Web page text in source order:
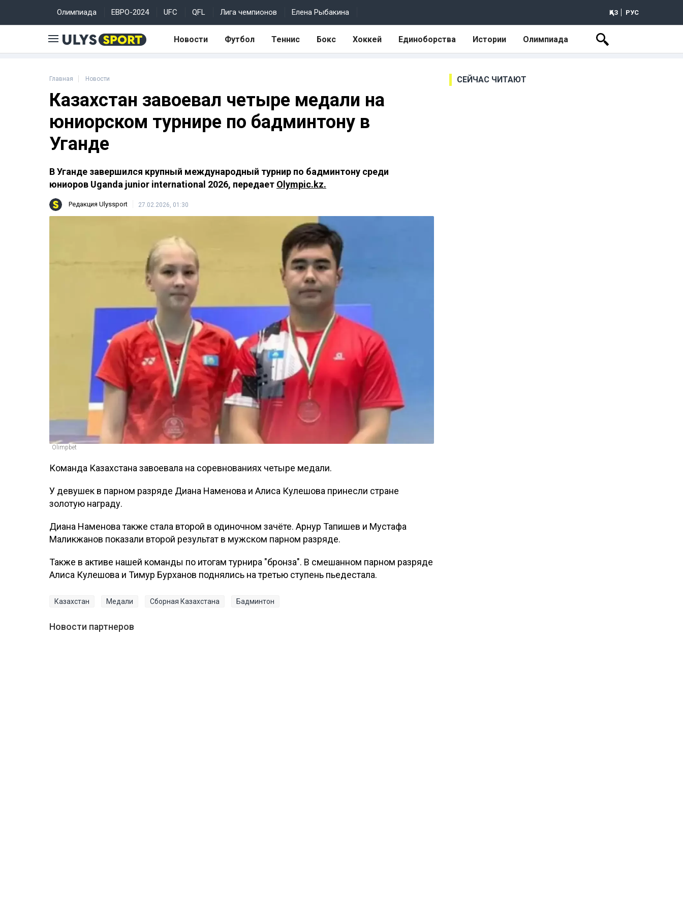
Олимпиада ЕВРО-2024 UFC QFL Лига чемпионов Елена Рыбакина ҚАЗ РУС
Новости Футбол Теннис Бокс Хоккей Единоборства Истории Олимпиада
Главная Новости
Казахстан завоевал четыре медали на
юниорском турнире по бадминтону в
Уганде
В Уганде завершился крупный международный турнир по бадминтону среди
юниоров Uganda junior international 2026, передает Olympic.kz.
Редакция Ulyssport 27.02.2026, 01:30
Olimpbet
Команда Казахстана завоевала на соревнованиях четыре медали.
У девушек в парном разряде Диана Наменова и Алиса Кулешова принесли стране
золотую награду.
Диана Наменова также стала второй в одиночном зачёте. Арнур Тапишев и Мустафа
Маликжанов показали второй результат в мужском парном разряде.
Также в активе нашей команды по итогам турнира "бронза". В смешанном парном разряде
Алиса Кулешова и Тимур Бурханов поднялись на третью ступень пьедестала.
Казахстан Медали Сборная Казахстана Бадминтон
Новости партнеров
СЕЙЧАС ЧИТАЮТ